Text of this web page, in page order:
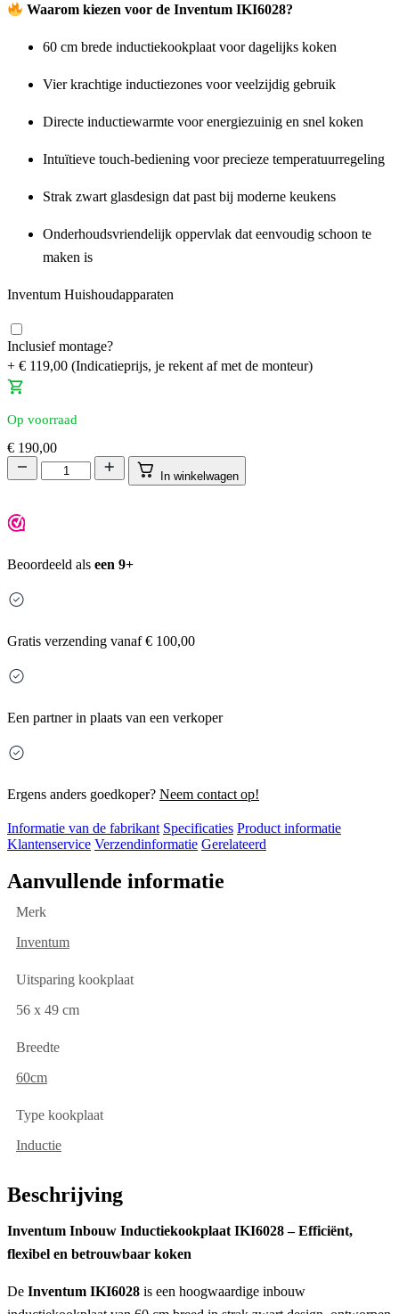
Waarom kiezen voor de Inventum IKI6028?
60 cm brede inductiekookplaat voor dagelijks koken
Vier krachtige inductiezones voor veelzijdig gebruik
Directe inductiewarmte voor energiezuinig en snel koken
Intuïtieve touch-bediening voor precieze temperatuurregeling
Strak zwart glasdesign dat past bij moderne keukens
Onderhoudsvriendelijk oppervlak dat eenvoudig schoon te
maken is
Inventum Huishoudapparaten
Inclusief montage?
+ € 119,00 (Indicatieprijs, je rekent af met de monteur)
Op voorraad
€ 190,00
In winkelwagen
Beoordeeld als een 9+
Gratis verzending vanaf € 100,00
Een partner in plaats van een verkoper
Ergens anders goedkoper? Neem contact op!
Informatie van de fabrikant Specificaties Product informatie
Klantenservice Verzendinformatie Gerelateerd
Aanvullende informatie
Merk
Inventum
Uitsparing kookplaat
56 x 49 cm
Breedte
60cm
Type kookplaat
Inductie
Beschrijving
Inventum Inbouw Inductiekookplaat IKI6028 – Efficiënt,
flexibel en betrouwbaar koken
De Inventum IKI6028 is een hoogwaardige inbouw